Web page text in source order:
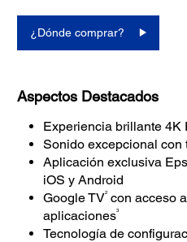
¿Dónde comprar?
Aspectos Destacados
Experiencia brillante 4K
Sonido excepcional
Aplicación exclusiva
iOS y Android
Google TV2 con acceso
aplicaciones3
Tecnología de